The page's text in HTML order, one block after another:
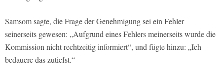
Samsom sagte, die Frage der Genehmigung sei ein Fehler
seinerseits gewesen: „Aufgrund eines Fehlers meinerseits wurde die
Kommission nicht rechtzeitig informiert“, und fügte hinzu: „Ich
bedauere das zutiefst.“